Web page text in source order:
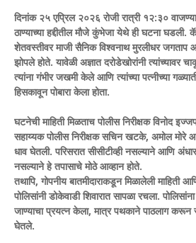
दिनांक २५ एप्रिल २०२६ रोजी रात्री १२:३०
ठाण्याच्या हद्दीतील मौजे कुंभेजा येथे ही घटना घडली.
शेतवस्तीवर माजी सैनिक विश्वनाथ मुरलीधर जगताप
झोपले होते. यावेळी अज्ञात दरोडेखोरांनी त्यांच्यावर
त्यांना गंभीर जखमी केले आणि त्यांच्या पत्नीच्या
हिसकावून पोबारा केला होता.
घटनेची माहिती मिळताच पोलीस निरीक्षक विनोद
सहाय्यक पोलीस निरीक्षक सचिन खटके, अमोल मोरे
धाव घेतली. परिसरात सीसीटीव्ही नसल्याने आणि
नसल्याने हे तपासाचे मोठे आव्हान होते.
तथापि, गोपनीय बातमीदाराकडून मिळालेली माहिती
पोलिसांनी डोकेवाडी शिवारात सापळा रचला.
जाण्याचा प्रयत्न केला, मात्र पथकाने पाठलाग करून
घेतले.